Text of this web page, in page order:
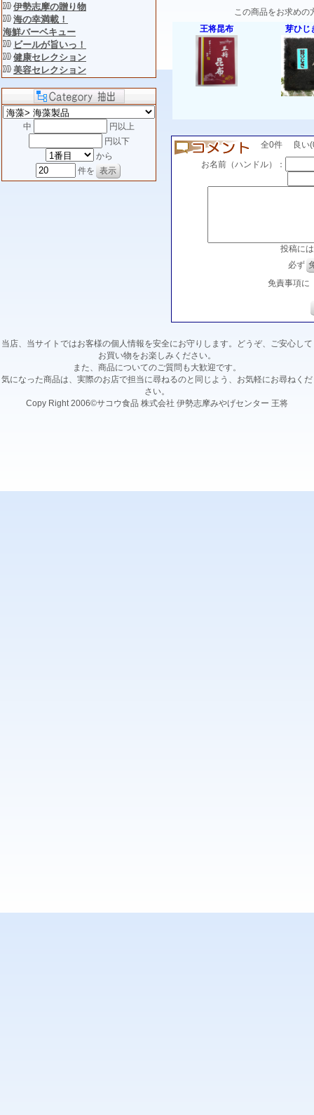
伊勢志摩の贈り物
海の幸満載！
海鮮バーベキュー
ビールが旨いっ！
健康セレクション
美容セレクション
中
円以上
円以下
から
件を
この商品をお求めの
王将昆布
芽ひじ
全0件 良い
お名前（ハンドル）：
投稿に
必ず
免責事項に
当店、当サイトではお客様の個人情報を安全にお守りします。どうぞ、ご安心して
お買い物をお楽しみください。
また、商品についてのご質問も大歓迎です。
気になった商品は、実際のお店で担当に尋ねるのと同じよう、お気軽にお尋ねくだ
さい。
Copy Right 2006©サコウ食品 株式会社 伊勢志摩みやげセンター 王将